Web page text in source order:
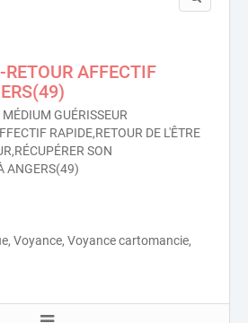
AFFECTIF
GUÉRISSEUR
RAPIDE,RETOUR DE L'ÊTRE
SON
ANGERS(49)
Voyance, Voyance cartomancie,